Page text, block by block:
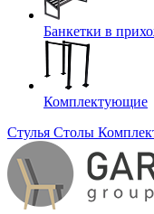
Банкетки в
Комплектующие
Стулья Столы